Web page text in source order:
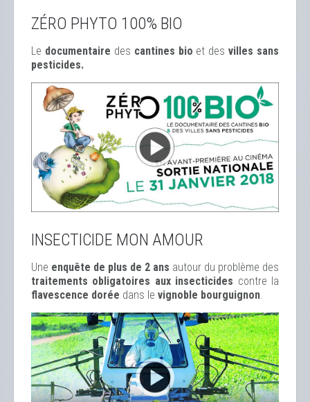
ZÉRO PHYTO 100% BIO
Le documentaire des cantines bio et desvilles sans
pesticides.
INSECTICIDE MON AMOUR
Une enquête de plus de 2 ans autour du problème des
traitements obligatoires aux insecticides contre la
flavescence dorée dans le vignoble bourguignon